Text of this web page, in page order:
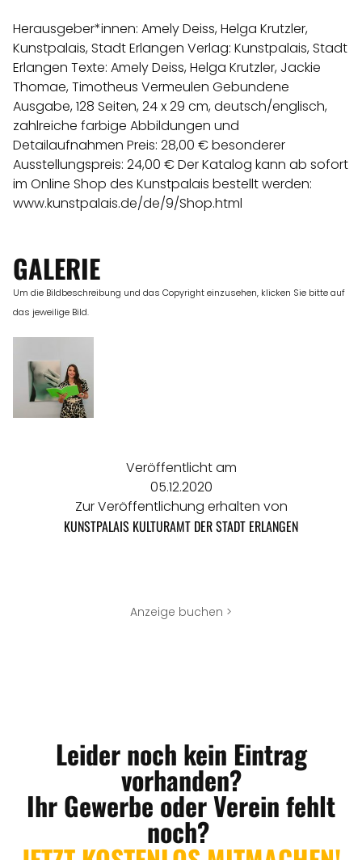
Herausgeber*innen: Amely Deiss, Helga Krutzler,
Kunstpalais, Stadt Erlangen Verlag: Kunstpalais, Stadt
Erlangen Texte: Amely Deiss, Helga Krutzler, Jackie
Thomae, Timotheus Vermeulen Gebundene
Ausgabe, 128 Seiten, 24 x 29 cm, deutsch/englisch,
zahlreiche farbige Abbildungen und
Detailaufnahmen Preis: 28,00 € besonderer
Ausstellungspreis: 24,00 € Der Katalog kann ab sofort
im Online Shop des Kunstpalais bestellt werden:
www.kunstpalais.de/de/9/Shop.html
GALERIE
Um die Bildbeschreibung und das Copyright einzusehen, klicken Sie bitte auf
das jeweilige Bild.
Veröffentlicht am
05.12.2020
Zur Veröffentlichung erhalten von
KUNSTPALAIS KULTURAMT DER STADT ERLANGEN
Anzeige buchen >
Leider noch kein Eintrag
vorhanden?
Ihr Gewerbe oder Verein fehlt
noch?